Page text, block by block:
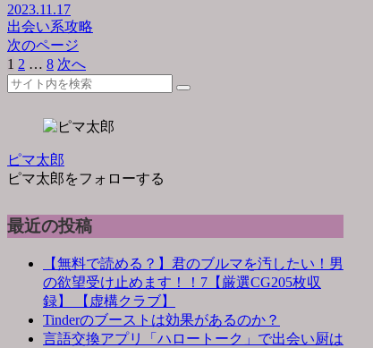
2023.11.17
出会い系攻略
次のページ
1 2 … 8 次へ
ピマ太郎
ピマ太郎をフォローする
最近の投稿
【無料で読める？】君のブルマを汚したい！男
の欲望受け止めます！！7【厳選CG205枚収
録】 【虚構クラブ】
Tinderのブーストは効果があるのか？
言語交換アプリ「ハロートーク」で出会い厨は